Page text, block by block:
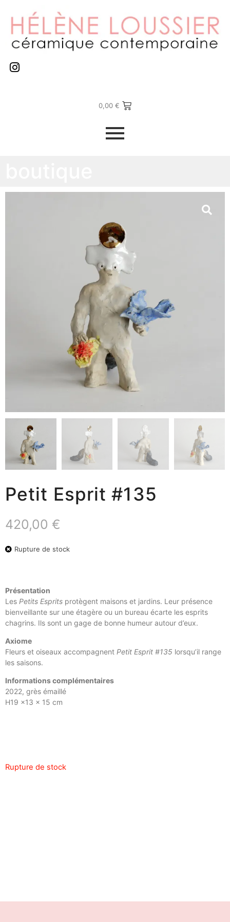
0,00 €
Petit Esprit #135
420,00 €
Rupture de stock
Présentation
Les Petits Esprits protègent maisons et jardins. Leur présence
bienveillante sur une étagère ou un bureau écarte les esprits
chagrins. Ils sont un gage de bonne humeur autour d’eux.
Axiome
Fleurs et oiseaux accompagnent Petit Esprit #135 lorsqu’il range
les saisons.
Informations complémentaires
2022, grès émaillé
H19 x13 x 15 cm
Rupture de stock